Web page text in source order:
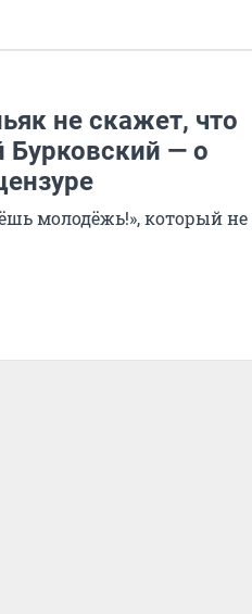
не скажет, что
Бурковский — о
молодёжь!», который не